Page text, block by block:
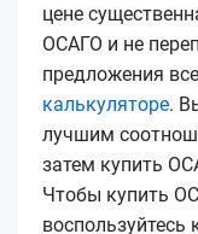
цене
ОСАГО и не
предложения
калькуляторе.
лучшим
затем купить
Чтобы купить